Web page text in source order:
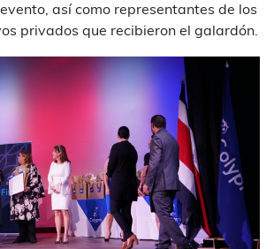
así como representantes de los
privados que recibieron el galardón.